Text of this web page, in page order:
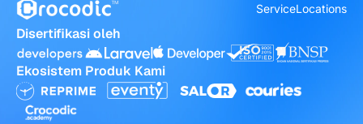
ServiceLocations
Disertifikasi oleh
Ekosistem Produk Kami